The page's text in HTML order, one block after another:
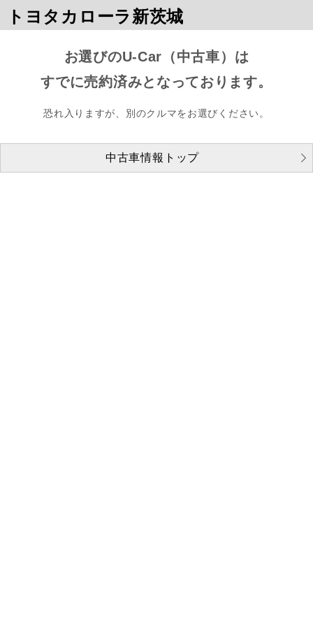
トヨタカローラ新茨城
お選びのU-Car（中古車）は
すでに売約済みとなっております。
恐れ入りますが、別のクルマをお選びください。
中古車情報トップ